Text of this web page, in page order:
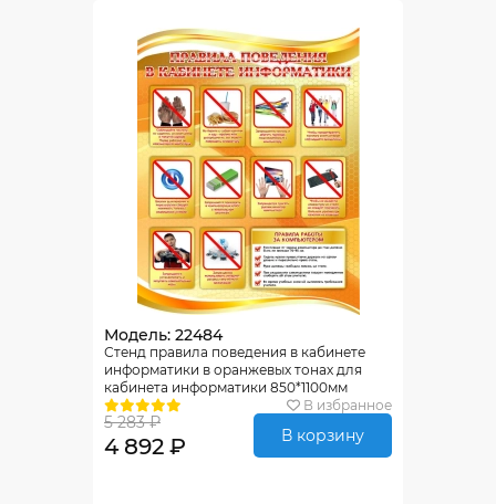
Модель: 22484
Стенд правила поведения в кабинете
информатики в оранжевых тонах для
кабинета информатики 850*1100мм
В избранное
5 283 ₽
4 892 ₽ В корзину